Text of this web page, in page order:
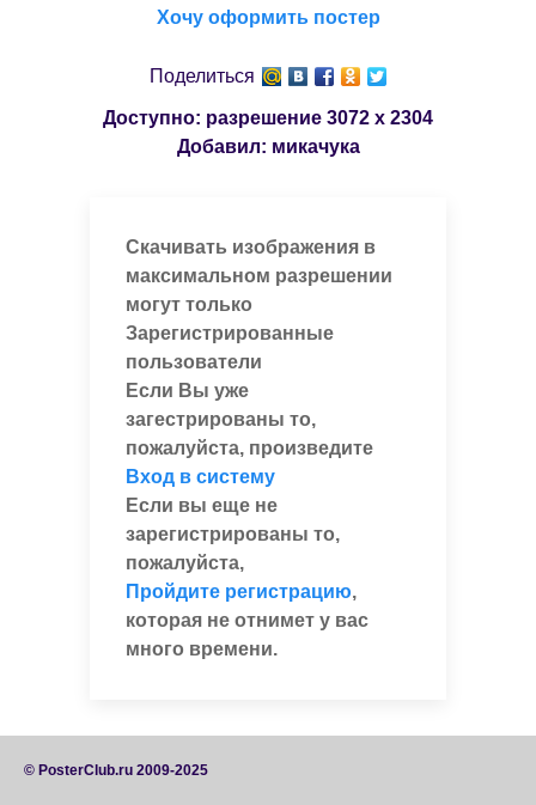
Хочу оформить постер
Поделиться
Доступно: разрешение 3072 x 2304
Добавил: микачука
Скачивать изображения в
максимальном разрешении
могут только
Зарегистрированные
пользователи
Если Вы уже
загестрированы то,
пожалуйста, произведите
Вход в систему
Если вы еще не
зарегистрированы то,
пожалуйста,
Пройдите регистрацию,
которая не отнимет у вас
много времени.
© PosterClub.ru 2009-2025